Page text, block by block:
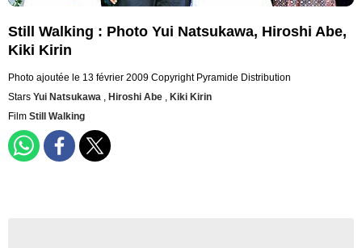
Still Walking : Photo Yui Natsukawa, Hiroshi Abe,
Kiki Kirin
Photo ajoutée le 13 février 2009 Copyright Pyramide Distribution
Stars Yui Natsukawa , Hiroshi Abe , Kiki Kirin
Film Still Walking